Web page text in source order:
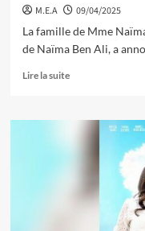
M.E.A
09/04/2025
La famille de Mme
de Naïma Ben Ali, a
Lire la suite